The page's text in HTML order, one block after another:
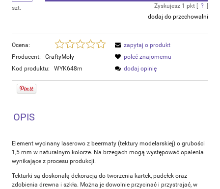
szt. Zyskujesz 1 pkt [ ?
dodaj do przechowalni
Ocena:
Producent:
CraftyMoly
Kod produktu:
WYK648m
zapytaj o produkt
poleć znajomemu
dodaj opinię
OPIS
Element wycinany laserowo z beermaty (tektury modelarskiej) o grubości
1,5 mm w naturalnym kolorze. Na brzegach mogą występować opalenia
wynikające z procesu produkcji.
Tekturki są doskonałą dekoracją do tworzenia kartek, pudełek oraz
zdobienia drewna i szkła. Można je dowolnie przycinać i przystrajać, w